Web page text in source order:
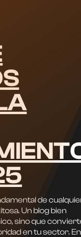
de
Un blog bien
sino que
en tu sector. En